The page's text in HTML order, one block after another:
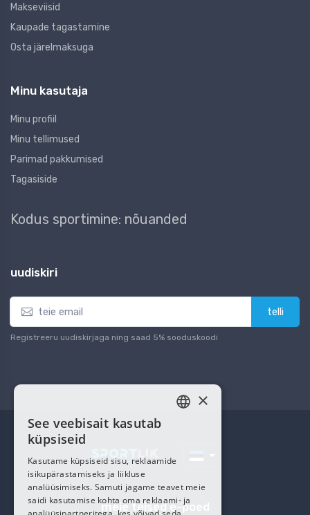
Makseviisid
Kaupade tagastamine
Osta järelmaksuga
Minu kasutaja
Minu profiil
Minu tellimused
Parimad pakkumised
Tagasiside
Kodus sportimine: nõuanded
uudiskiri
telli
Registreeru uudiskirjaga ning saad 5% sooduskoodi
meie teised e-poed
×
See veebisait kasutab
küpsiseid
Kasutame küpsiseid sisu, reklaamide
isikupärastamiseks ja liikluse
analüüsimiseks. Samuti jagame teavet meie
saidi kasutamise kohta oma reklaami- ja